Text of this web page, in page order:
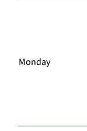
Monday